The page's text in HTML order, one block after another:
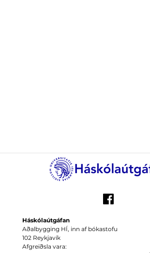
Háskólaútgáfan
Aðalbygging HÍ, inn af bókastofu
102 Reykjavík
Afgreiðsla vara: